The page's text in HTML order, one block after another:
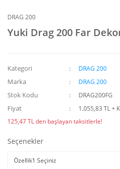
DRAG 200
Yuki Drag 200 Far
Kategori DRAG 200
Marka DRAG 200
Stok Kodu DRAG200FG
Fiyat
1.055,83 TL +
125,47 TL den başlayan taksitlerle!
Seçenekler